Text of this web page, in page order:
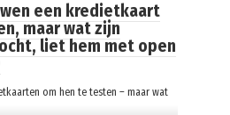
een kredietkaart
maar wat zijn
liet hem met open
om hen te testen – maar wat